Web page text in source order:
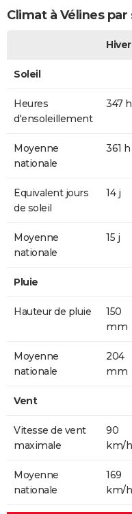
Climat à Vélines par
Hiver
Soleil
Heures
d'ensoleillement
347 h
Moyenne
nationale
361 h
Equivalent jours
de soleil
14 j
Moyenne
nationale
15 j
Pluie
Hauteur de pluie
150
mm
Moyenne
nationale
204
mm
Vent
Vitesse de vent
maximale
90
km/h
Moyenne
nationale
169
km/h